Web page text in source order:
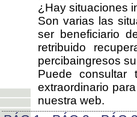
¿Hay situaciones
Son varias las
ser beneficiario
retribuido
percibaingresos
Puede
extraordinario
nuestra web.